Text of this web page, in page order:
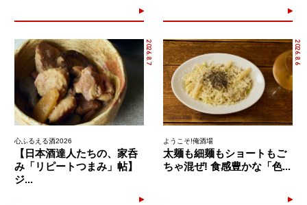
2026.8.7
心ふるえる酒2026
【日本酒達人たちの、家呑
み「リピートつまみ」帖】
ジ...
2026.8.6
ようこそ!俺酒場
太麺も細麺もショートもご
ちゃ混ぜ! 食感豊かな「色...